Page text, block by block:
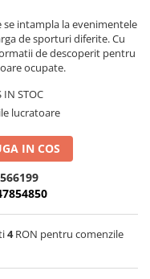
se intampla la evenimentele
de sporturi diferite. Cu
de descoperit pentru
ocupate.
IN STOC
lucratoare
IN COS
4RON pentru comenzile